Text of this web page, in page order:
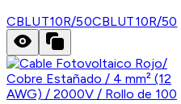
CBLUT10R/50CBLUT10R/50